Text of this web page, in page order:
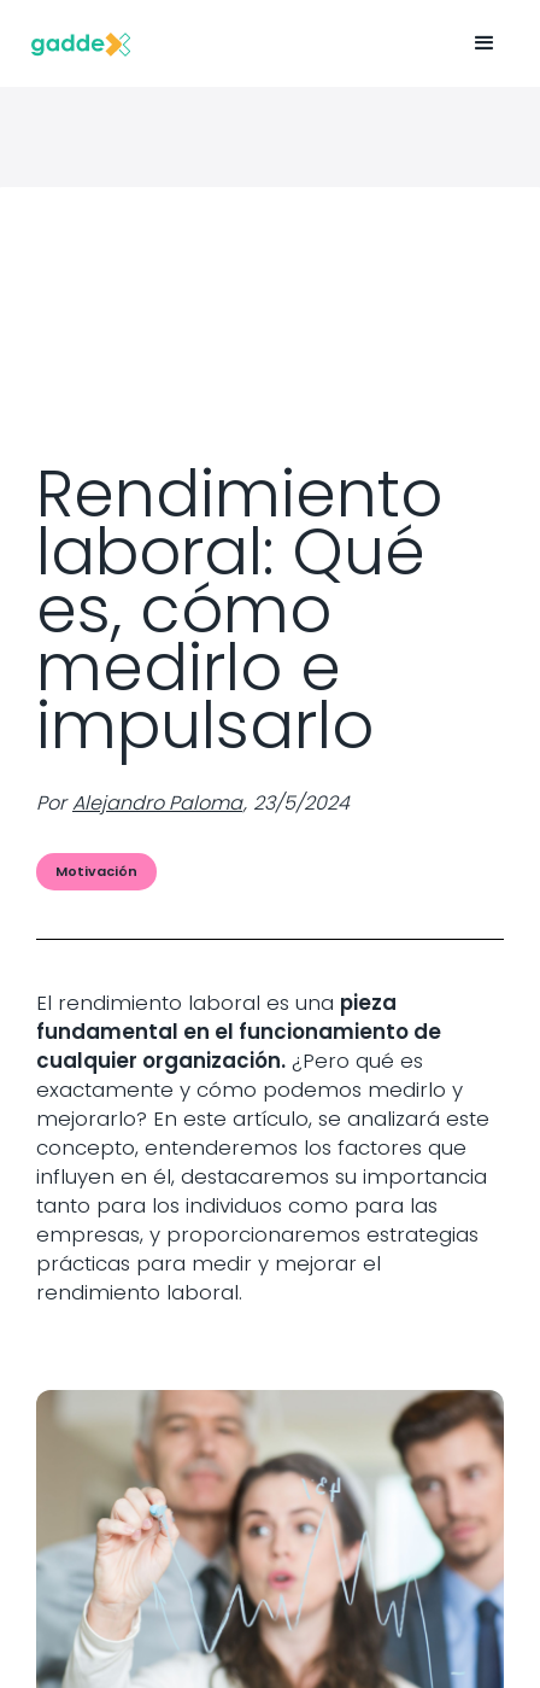
Rendimiento
laboral: Qué
es, cómo
medirlo e
impulsarlo
Por Alejandro Paloma, 23/5/2024
Motivación
El rendimiento laboral es una pieza
fundamental en el funcionamiento de
cualquier organización. ¿Pero qué es
exactamente y cómo podemos medirlo y
mejorarlo? En este artículo, se analizará este
concepto, entenderemos los factores que
influyen en él, destacaremos su importancia
tanto para los individuos como para las
empresas, y proporcionaremos estrategias
prácticas para medir y mejorar el
rendimiento laboral.